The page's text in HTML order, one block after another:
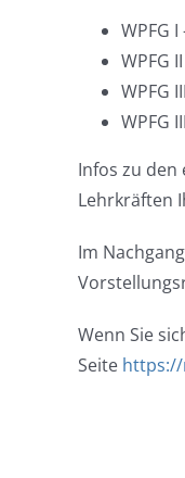
WPFG
WPFG
WPFG
WPFG
Infos zu
Lehrkräften
Im
Wenn Sie
Seite